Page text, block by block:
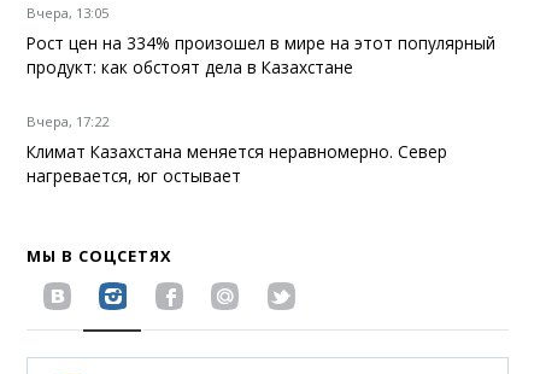
Вчера, 13:05
Рост цен на 334% произошел в мире на этот популярный
продукт: как обстоят дела в Казахстане
Вчера, 17:22
Климат Казахстана меняется неравномерно. Север
нагревается, юг остывает
МЫ В СОЦСЕТЯХ